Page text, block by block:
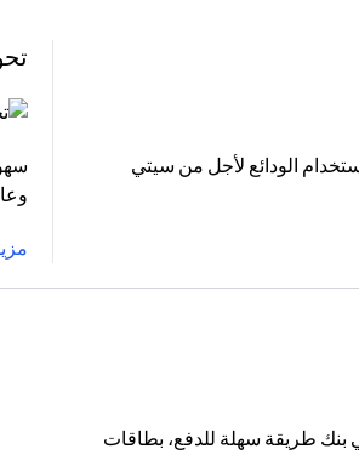
الودائع لأجل من سيتي
طريقة سهلة للدفع، بطاقات